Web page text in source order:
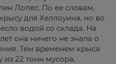
Лопес. По ее словам,
для Хеллоуина, но во
водой со склада. На
она ничего не знала о
Тем временем крыса
22 тонн мусора,